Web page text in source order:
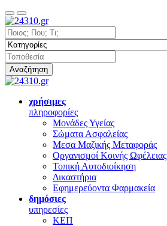
Αναζήτηση
χρήσιμες
πληροφορίες
Μονάδες Υγείας
Σώματα Ασφαλείας
Μεσα Μαζικής Μεταφοράς
Οργανισμοί Κοινής Ωφέλειας
Τοπική Αυτοδιοίκηση
Δικαστήρια
Εφημερεύοντα Φαρμακεία
δημόσιες
υπηρεσίες
ΚΕΠ